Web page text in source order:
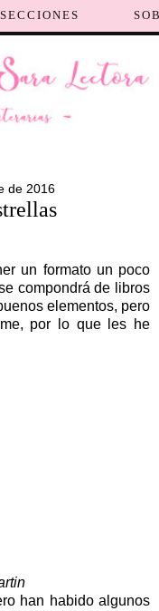
SECCIONES
de 2016
un formato un poco
compondrá de libros
elementos, pero
por lo que les he
han habido algunos